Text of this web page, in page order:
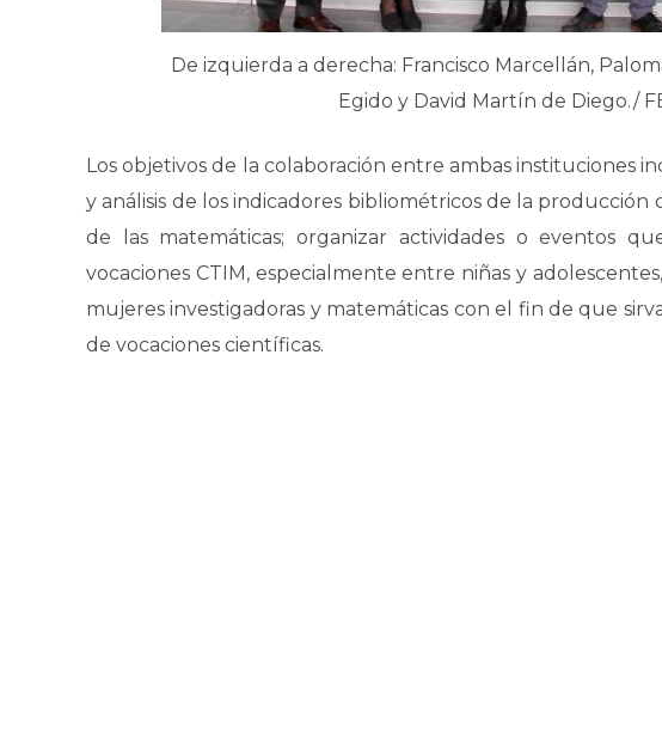
De izquierda a derecha: Francisco Marcellán,
Egido y David Martín de Diego./
Los objetivos de la colaboración entre ambas instituciones
y análisis de los indicadores bibliométricos de la
de las matemáticas; organizar actividades o eventos
vocaciones CTIM, especialmente entre niñas y
mujeres investigadoras y matemáticas con el fin de que
de vocaciones científicas.